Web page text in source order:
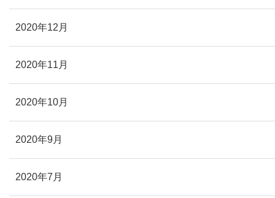
2020年12月
2020年11月
2020年10月
2020年9月
2020年7月